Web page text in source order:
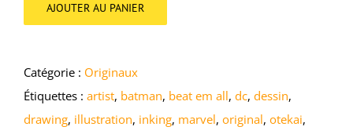
AJOUTER AU PANIER
Catégorie : Originaux
Étiquettes : artist, batman, beat em all, dc, dessin,
drawing, illustration, inking, marvel, original, otekai,